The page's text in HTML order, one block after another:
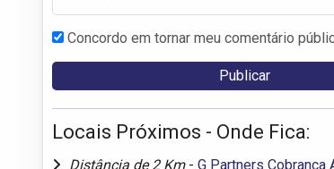
Concordo em tornar meu comentário
Locais Próximos - Onde Fica:
Distância de 2 Km - G Partners